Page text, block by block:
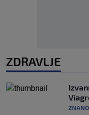
ZDRAVLJE